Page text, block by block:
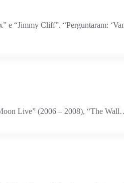
e “Jimmy Cliff”. “Perguntaram:
Live” (2006 – 2008), “The